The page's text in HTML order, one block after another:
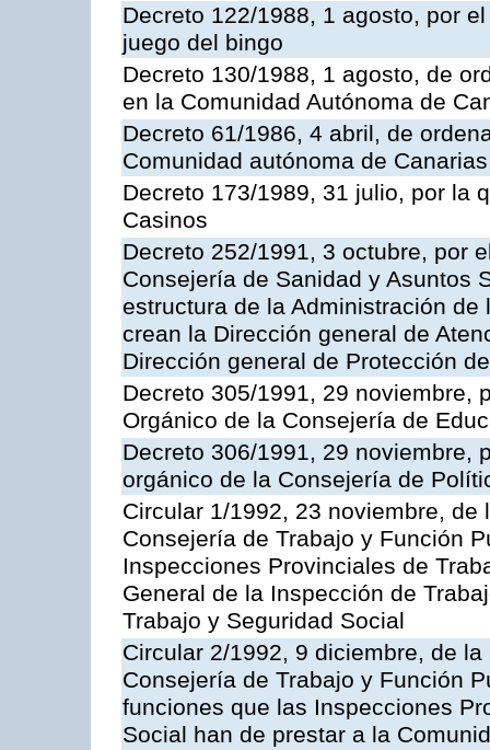
Decreto 122/1988, 1 agosto, por
juego del bingo
Decreto 130/1988, 1 agosto, de
en la Comunidad Autónoma de
Decreto 61/1986, 4 abril, de
Comunidad autónoma de Canarias
Decreto 173/1989, 31 julio, por la
Casinos
Decreto 252/1991, 3 octubre, por
Consejería de Sanidad y Asuntos
estructura de la Administración
crean la Dirección general de
Dirección general de Protección
Decreto 305/1991, 29 noviembre,
Orgánico de la Consejería de
Decreto 306/1991, 29 noviembre,
orgánico de la Consejería de
Circular 1/1992, 23 noviembre,
Consejería de Trabajo y Función
Inspecciones Provinciales de
General de la Inspección de
Trabajo y Seguridad Social
Circular 2/1992, 9 diciembre, de
Consejería de Trabajo y Función
funciones que las Inspecciones
Social han de prestar a la